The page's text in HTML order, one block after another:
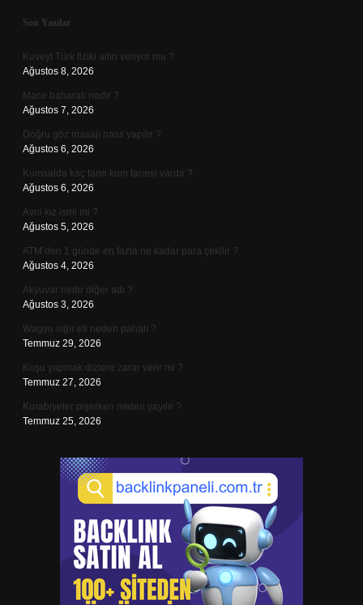
Sidebar
Son Yazılar
Kuveyt Türk fiziki altın veriyor mu ?
Ağustos 8, 2026
Mace baharatı nedir ?
Ağustos 7, 2026
Doğru göz masajı nasıl yapılır ?
Ağustos 6, 2026
Kumsalda kaç tane kum tanesi vardır ?
Ağustos 6, 2026
Avni kız ismi mi ?
Ağustos 5, 2026
ATM’den 1 günde en fazla ne kadar para çekilir ?
Ağustos 4, 2026
Akyuvar nedir diğer adı ?
Ağustos 3, 2026
Wagyu sığır eti neden pahalı ?
Temmuz 29, 2026
Koşu yapmak dizlere zarar verir mi ?
Temmuz 27, 2026
Kurabiyeler pişerken neden yayılır ?
Temmuz 25, 2026